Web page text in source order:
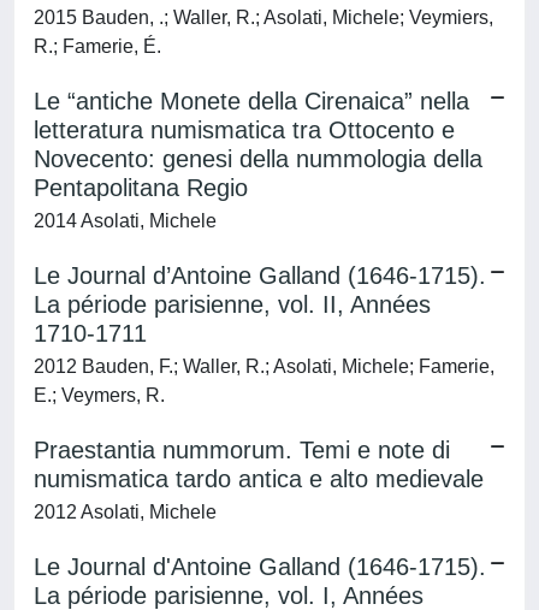
2015 Bauden, .; Waller, R.; Asolati, Michele; Veymiers,
R.; Famerie, É.
Le “antiche Monete della Cirenaica” nella
letteratura numismatica tra Ottocento e
Novecento: genesi della nummologia della
Pentapolitana Regio
2014 Asolati, Michele
Le Journal d’Antoine Galland (1646-1715).
La période parisienne, vol. II, Années
1710-1711
2012 Bauden, F.; Waller, R.; Asolati, Michele; Famerie,
E.; Veymers, R.
Praestantia nummorum. Temi e note di
numismatica tardo antica e alto medievale
2012 Asolati, Michele
Le Journal d'Antoine Galland (1646-1715).
La période parisienne, vol. I, Années